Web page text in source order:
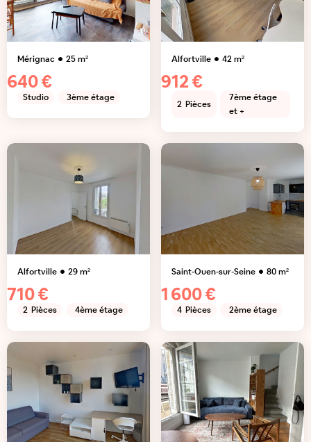
Mérignac 25m²
640 €
Studio 3ème étage
Alfortville 42m²
912 €
2 Pièces
7ème étage
et +
Alfortville 29m²
710 €
2 Pièces 4ème étage
Saint-Ouen-sur-Seine 80m²
1 600 €
4 Pièces 2ème étage